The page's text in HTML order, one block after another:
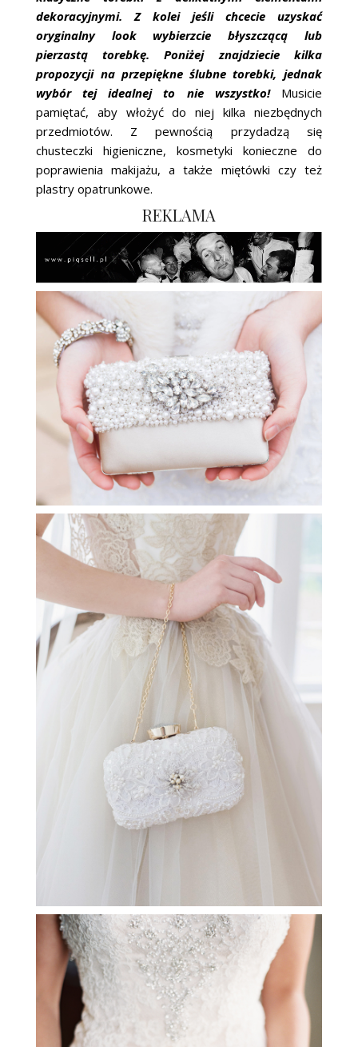
dekoracyjnymi. Z kolei jeśli chcecie uzyskać
oryginalny look wybierzcie błyszczącą lub
pierzastą torebkę. Poniżej znajdziecie kilka
propozycji na przepiękne ślubne torebki, jednak
wybór tej idealnej to nie wszystko!Musicie
pamiętać, aby włożyć do niej kilka niezbędnych
przedmiotów. Z pewnością przydadzą się
chusteczki higieniczne, kosmetyki konieczne do
poprawienia makijażu, a także miętówki czy też
plastry opatrunkowe.
REKLAMA